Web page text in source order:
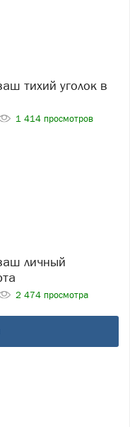
1 414 просмотров
2 474 просмотра